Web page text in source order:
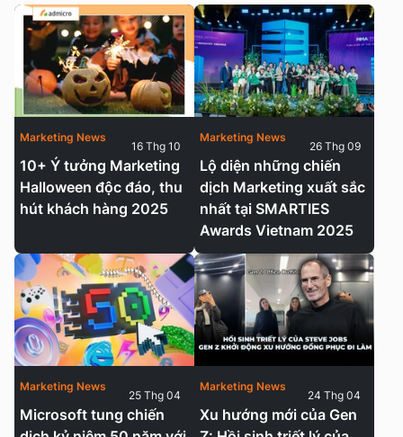
10+ Ý tưởng Marketing
Halloween độc đáo, thu
hút khách hàng 2025
Marketing News
16 Thg 10
Lộ diện những chiến
dịch Marketing xuất sắc
nhất tại SMARTIES
Awards Vietnam 2025
Marketing News
26 Thg 09
Microsoft tung chiến
Marketing News
25 Thg 04
Xu hướng mới của Gen
Marketing News
24 Thg 04